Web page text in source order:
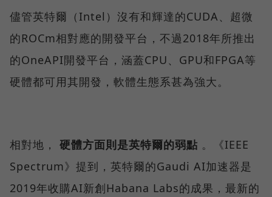
儘管英特爾（Intel）沒有和輝達的CUDA、超微
的ROCm相對應的開發平台，不過2018年所推出
的OneAPI開發平台，涵蓋CPU、GPU和FPGA等
硬體都可用其開發，軟體生態系甚為強大。
相對地， 硬體方面則是英特爾的弱點 。《IEEE
Spectrum》提到，英特爾的Gaudi AI加速器是
2019年收購AI新創Habana Labs的成果，最新的